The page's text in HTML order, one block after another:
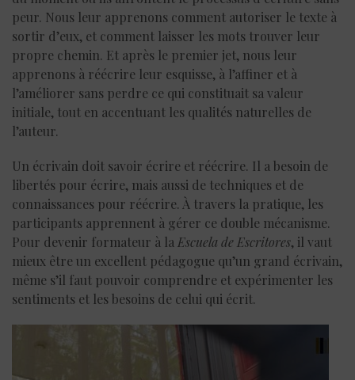
peur. Nous leur apprenons comment autoriser le texte à
sortir d’eux, et comment laisser les mots trouver leur
propre chemin. Et après le premier jet, nous leur
apprenons à réécrire leur esquisse, à l’affiner et à
l’améliorer sans perdre ce qui constituait sa valeur
initiale, tout en accentuant les qualités naturelles de
l’auteur.
Un écrivain doit savoir écrire et réécrire. Il a besoin de
libertés pour écrire, mais aussi de techniques et de
connaissances pour réécrire. À travers la pratique, les
participants apprennent à gérer ce double mécanisme.
Pour devenir formateur à la Escuela de Escritores, il vaut
mieux être un excellent pédagogue qu’un grand écrivain,
même s’il faut pouvoir comprendre et expérimenter les
sentiments et les besoins de celui qui écrit.